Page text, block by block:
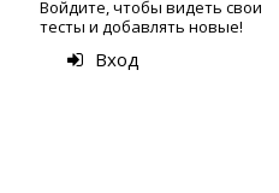
Войдите, чтобы видеть свои
тесты и добавлять новые!
Вход